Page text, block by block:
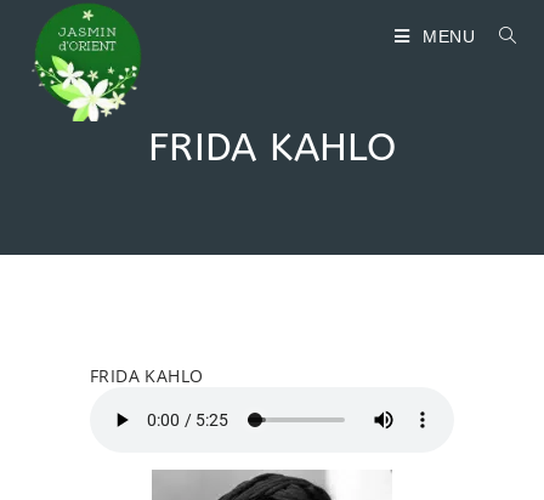
MENU
FRIDA KAHLO
FRIDA KAHLO